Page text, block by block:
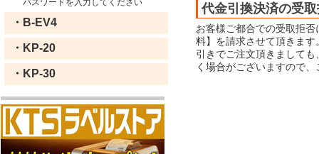
・B-EV4
・KP-20
・KP-30
代金引換決済の受
お客様ご都合での受取拒
料】を請求させて頂きま
引きでご注文頂きまして
く場合がございますので